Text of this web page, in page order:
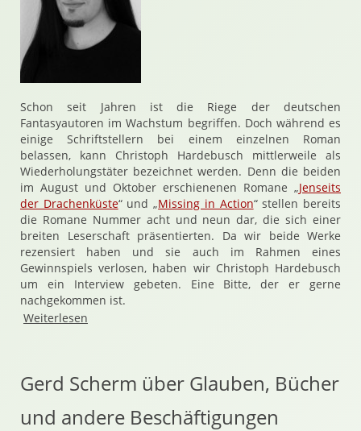
Schon seit Jahren ist die Riege der deutschen
Fantasyautoren im Wachstum begriffen. Doch während es
einige Schriftstellern bei einem einzelnen Roman
belassen, kann Christoph Hardebusch mittlerweile als
Wiederholungstäter bezeichnet werden. Denn die beiden
im August und Oktober erschienenen Romane „Jenseits
der Drachenküste“ und „Missing in Action“ stellen bereits
die Romane Nummer acht und neun dar, die sich einer
breiten Leserschaft präsentierten. Da wir beide Werke
rezensiert haben und sie auch im Rahmen eines
Gewinnspiels verlosen, haben wir Christoph Hardebusch
um ein Interview gebeten. Eine Bitte, der er gerne
nachgekommen ist.
Weiterlesen
Gerd Scherm über Glauben, Bücher
und andere Beschäftigungen